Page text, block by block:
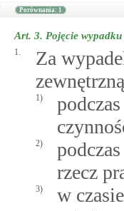
Porównania: 1
Art. 3. Pojęcie
1.
Za
1)
2)
rzecz
3)
w